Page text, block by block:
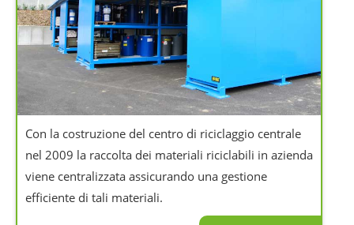
Con la costruzione del centro di riciclaggio centrale
nel 2009 la raccolta dei materiali riciclabili in azienda
viene centralizzata assicurando una gestione
efficiente di tali materiali.